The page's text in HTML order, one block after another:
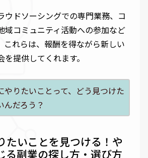
ウドソーシングでの専門業務、コ
域コミュニティ活動への参加など
これらは、報酬を得ながら新しい
提供してくれます。
やりたいことって、どう見つけた
んだろう？
たいことを見つける！や
る副業の探し方・選び方